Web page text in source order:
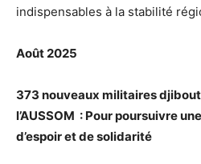
indispensables à la stabilité
Août 2025
373 nouveaux militaires
l’AUSSOM : Pour poursuivre
d’espoir et de solidarité